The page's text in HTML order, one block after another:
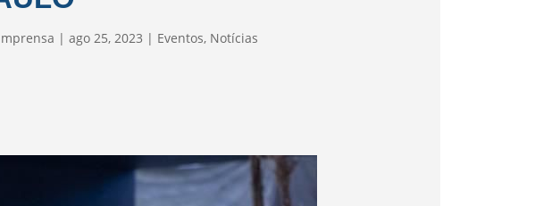
| ago 25, 2023 | Eventos, Notícias